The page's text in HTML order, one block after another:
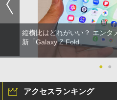
縦横比はどれがいい？ エンタ
新「Galaxy Z Fold」
● ●
アクセスランキング